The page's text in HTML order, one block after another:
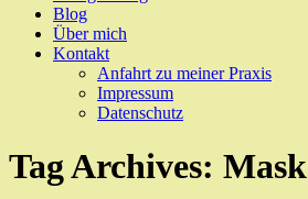
Blog
Über mich
Kontakt
Anfahrt zu meiner Praxis
Impressum
Datenschutz
Tag Archives: